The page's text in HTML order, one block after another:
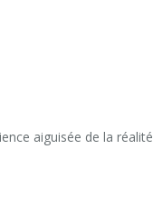
aiguisée de la réalité